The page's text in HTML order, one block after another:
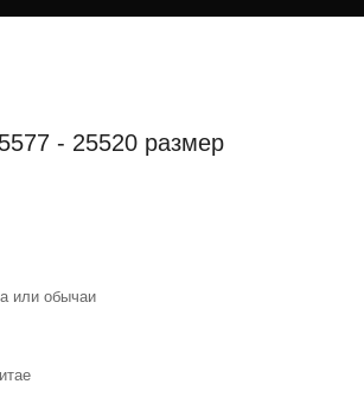
- 25520 размер
или обычаи